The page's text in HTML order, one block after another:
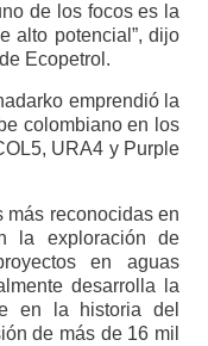
de los focos es la
alto potencial”, dijo
Ecopetrol.
emprendió la
colombiano en los
URA4 y Purple
más reconocidas en
la exploración de
en aguas
desarrolla la
en la historia del
de más de 16 mil